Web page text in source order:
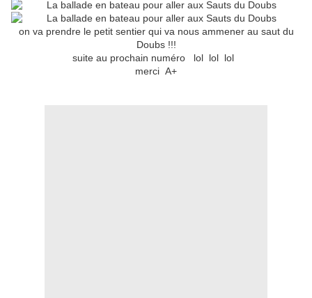
on va prendre le petit sentier qui va nous ammener au saut du
Doubs !!!
suite au prochain numéro lol lol lol
merci A+